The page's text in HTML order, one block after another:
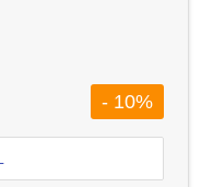
- 10%